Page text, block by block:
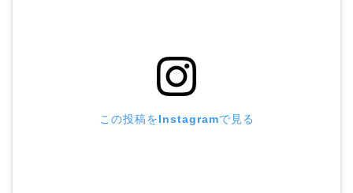
この投稿をInstagramで見る